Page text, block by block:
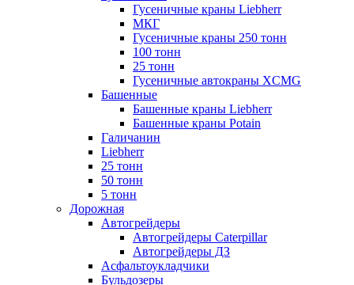
Гусеничные краны Liebherr
МКГ
Гусеничные краны 250 тонн
100 тонн
25 тонн
Гусеничные автокраны XCMG
Башенные
Башенные краны Liebherr
Башенные краны Potain
Галичанин
Liebherr
25 тонн
50 тонн
5 тонн
Дорожная
Автогрейдеры
Автогрейдеры Caterpillar
Автогрейдеры ДЗ
Асфальтоукладчики
Бульдозеры